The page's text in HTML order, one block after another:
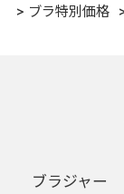
ブラ特別価格
ブラジャー